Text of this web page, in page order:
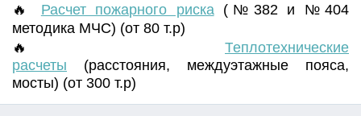
🔥 Расчет пожарного риска(№382 и №404
методика МЧС) (от 80 т.р)
🔥 Теплотехнические
расчеты (расстояния, междуэтажные пояса,
мосты) (от 300 т.р)